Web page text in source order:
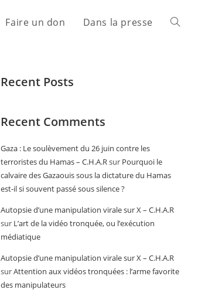
Faire un don Dans la presse
Recent Posts
Recent Comments
Gaza : Le soulèvement du 26 juin contre les
terroristes du Hamas – C.H.A.Rsur Pourquoi le
calvaire des Gazaouis sous la dictature du Hamas
est-il si souvent passé sous silence ?
Autopsie d’une manipulation virale sur X – C.H.A.R
sur L’art de la vidéo tronquée, ou l’exécution
médiatique
Autopsie d’une manipulation virale sur X – C.H.A.R
surAttention aux vidéos tronquées : l’arme favorite
des manipulateurs